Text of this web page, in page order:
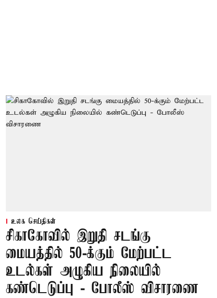
உலக செய்திகள்
சிகாகோவில் இறுதி சடங்கு
மையத்தில் 50-க்கும் மேற்பட்ட
உடல்கள் அழுகிய நிலையில்
கண்டெடுப்பு - போலீஸ் விசாரணை